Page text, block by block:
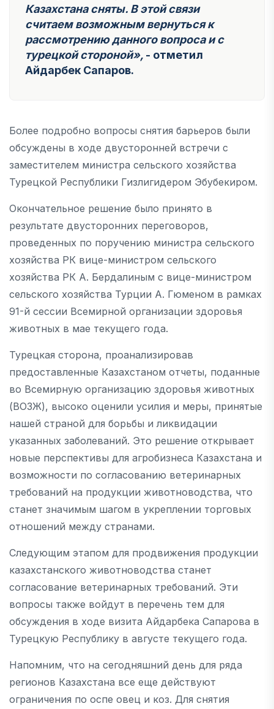
Казахстана сняты. В этой связи
считаем возможным вернуться к
рассмотрению данного вопроса и с
турецкой стороной», - отметил
Айдарбек Сапаров.
Более подробно вопросы снятия барьеров были
обсуждены в ходе двусторонней встречи с
заместителем министра сельского хозяйства
Турецкой Республики Гизлигидером Эбубекиром.
Окончательное решение было принято в
результате двусторонних переговоров,
проведенных по поручению министра сельского
хозяйства РК вице-министром сельского
хозяйства РК А. Бердалиным с вице-министром
сельского хозяйства Турции А. Гюменом в рамках
91-й сессии Всемирной организации здоровья
животных в мае текущего года.
Турецкая сторона, проанализировав
предоставленные Казахстаном отчеты, поданные
во Всемирную организацию здоровья животных
(ВОЗЖ), высоко оценили усилия и меры, принятые
нашей страной для борьбы и ликвидации
указанных заболеваний. Это решение открывает
новые перспективы для агробизнеса Казахстана и
возможности по согласованию ветеринарных
требований на продукции животноводства, что
станет значимым шагом в укреплении торговых
отношений между странами.
Следующим этапом для продвижения продукции
казахстанского животноводства станет
согласование ветеринарных требований. Эти
вопросы также войдут в перечень тем для
обсуждения в ходе визита Айдарбека Сапарова в
Турецкую Республику в августе текущего года.
Напомним, что на сегодняшний день для ряда
регионов Казахстана все еще действуют
ограничения по оспе овец и коз. Для снятия